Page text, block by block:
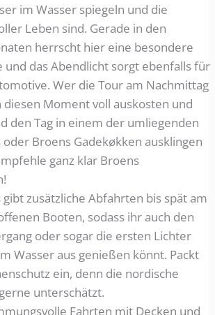
im Wasser spiegeln und die
Leben sind. Gerade in den
herrscht hier eine besondere
und das Abendlicht sorgt ebenfalls für
Wer die Tour am Nachmittag
diesen Moment voll auskosten und
den Tag in einem der umliegenden
oder Broens Gadekøkken ausklingen
ganz klar Broens
gibt zusätzliche Abfahrten bis spät am
Booten, sodass ihr auch den
oder sogar die ersten Lichter
Wasser aus genießen könnt. Packt
ein, denn die nordische
unterschätzt.
Fahrten mit Decken und